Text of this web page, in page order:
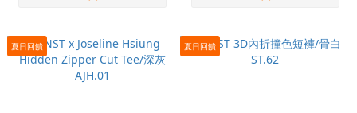
夏日回饋 夏日回饋